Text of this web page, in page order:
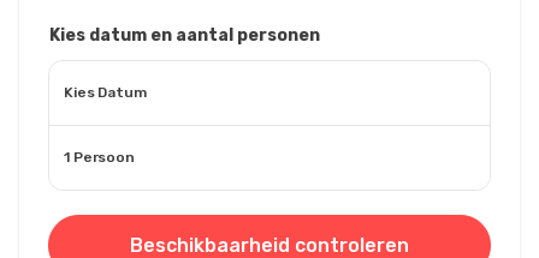
Kies datum en aantal personen
Kies Datum
1 Persoon
Beschikbaarheid controleren